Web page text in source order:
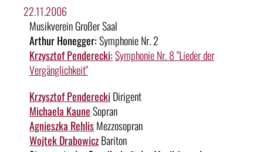
22.11.2006
Musikverein Großer Saal
Arthur Honegger:Symphonie Nr. 2
Krzysztof Penderecki:Symphonie Nr. 8 "Lieder der
Vergänglichkeit"
Krzysztof Penderecki Dirigent
Michaela KauneSopran
Agnieszka RehlisMezzosopran
Wojtek DrabowiczBariton